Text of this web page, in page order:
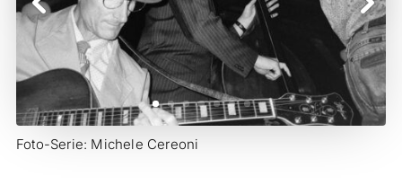
Foto-Serie: Michele Cereoni